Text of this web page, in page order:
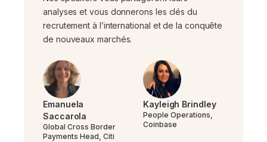
analyses et vous donnerons les clés du
recrutement à l’international et de la conquête
de nouveaux marchés.
Emanuela
Saccarola
Global Cross Border
Payments Head, Citi
Kayleigh Brindley
People Operations,
Coinbase